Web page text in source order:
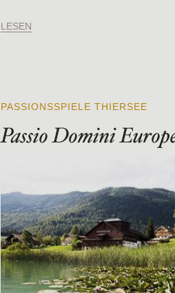
LESEN
PASSIONSSPIELE THIERSEE
Passio Domini